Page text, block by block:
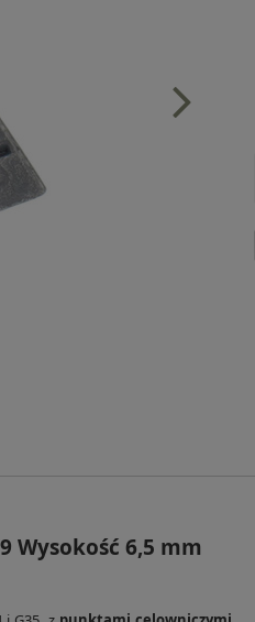
Wysokość 6,5 mm